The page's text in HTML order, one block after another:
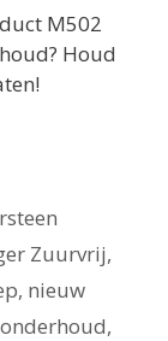
M502
Houd
Zuurvrij,
, nieuw
,